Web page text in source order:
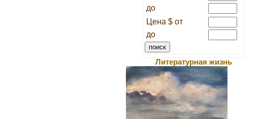
до
Цена $ от
до
Литературная жизнь